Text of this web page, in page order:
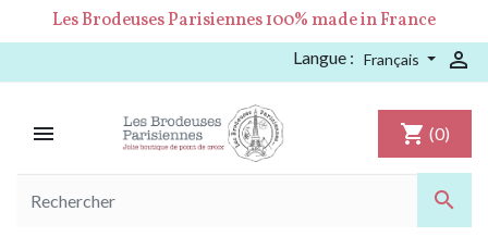
Les Brodeuses Parisiennes 100% made in France
Langue : Français 


shopping_cart (0)